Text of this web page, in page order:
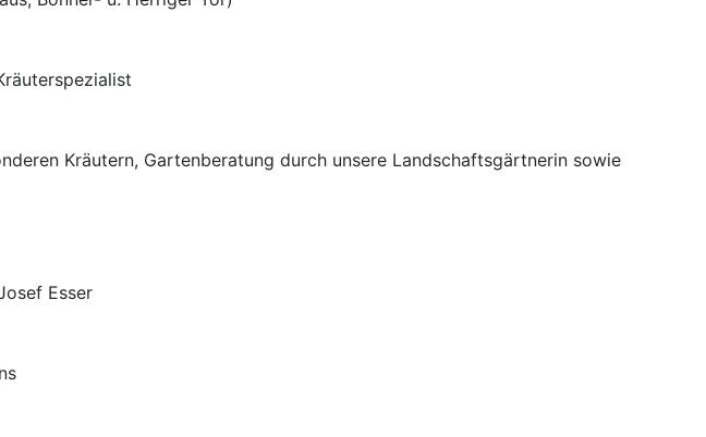
Kräutern, Gartenberatung durch unsere Landschaftsgärtnerin sowie
Esser